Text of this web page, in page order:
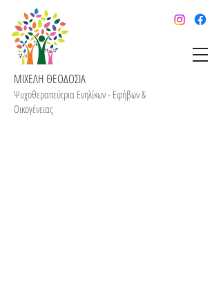
ΜΙΧΕΛΗ ΘΕΟΔΟΣΙΑ
Ψυχοθεραπεύτρια Ενηλίκων - Εφήβων &
Οικογένειας